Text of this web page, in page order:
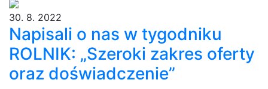
30. 8. 2022
Napisali o nas w tygodniku
ROLNIK: „Szeroki zakres oferty
oraz doświadczenie”